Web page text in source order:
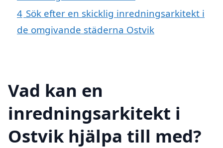
4 Sök efter en skicklig inredningsarkitekt i
de omgivande städerna Ostvik
Vad kan en
inredningsarkitekt i
Ostvik hjälpa till med?